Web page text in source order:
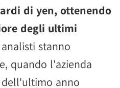
di yen, ottenendo
degli ultimi
stanno
quando l'azienda
anno